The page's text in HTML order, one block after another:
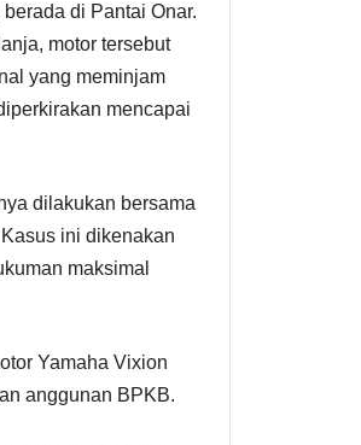
di Pantai Onar.
motor tersebut
yang meminjam
mencapai
dilakukan bersama
ini dikenakan
maksimal
Yamaha Vixion
anggunan BPKB.